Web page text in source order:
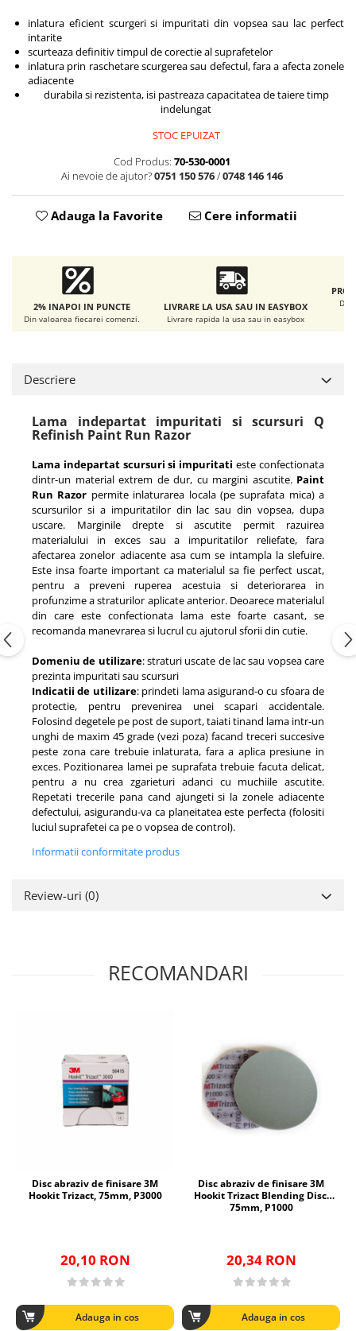
DETAILING RAPID EXTERIOR
Solutii detailing rapid
Accesorii detailing rapid
ACCESORII EXTERIOR
inlatura eficient scurgeri si impuritati din vopsea sau lac perfect
intarite
scurteaza definitiv timpul de corectie al suprafetelor
inlatura prin raschetare scurgerea sau defectul, fara a afecta zonele
adiacente
durabila si rezistenta, isi pastreaza capacitatea de taiere timp
indelungat
STOC EPUIZAT
Cod Produs: 70-530-0001
Ai nevoie de ajutor?0751 150 576/0748 146 146
Adauga la Favorite Cere informatii
2% INAPOI IN PUNCTE
Din valoarea fiecarei comenzi.
LIVRARE LA USA SAU IN EASYBOX
Livrare rapida la usa sau in easybox
De
Descriere
Lama indepartat impuritati si scursuri Q
Refinish Paint Run Razor
Lama indepartat scursuri si impuritati este confectionata
dintr-un material extrem de dur, cu margini ascutite. Paint
Run Razor permite inlaturarea locala (pe suprafata mica) a
scursurilor si a impuritatilor din lac sau din vopsea, dupa
uscare. Marginile drepte si ascutite permit razuirea
materialului in exces sau a impuritatilor reliefate, fara
afectarea zonelor adiacente asa cum se intampla la slefuire.
Este insa foarte important ca materialul sa fie perfect uscat,
pentru a preveni ruperea acestuia si deteriorarea in
profunzime a straturilor aplicate anterior. Deoarece materialul
din care este confectionata lama este foarte casant, se
recomanda manevrarea si lucrul cu ajutorul sforii din cutie.
Domeniu de utilizare: straturi uscate de lac sau vopsea care
prezinta impuritati sau scursuri
Indicatii de utilizare: prindeti lama asigurand-o cu sfoara de
protectie, pentru prevenirea unei scapari accidentale.
Folosind degetele pe post de suport, taiati tinand lama intr-un
unghi de maxim 45 grade (vezi poza) facand treceri succesive
peste zona care trebuie inlaturata, fara a aplica presiune in
exces. Pozitionarea lamei pe suprafata trebuie facuta delicat,
pentru a nu crea zgarieturi adanci cu muchiile ascutite.
Repetati trecerile pana cand ajungeti si la zonele adiacente
defectului, asigurandu-va ca planeitatea este perfecta (folositi
luciul suprafetei ca pe o vopsea de control).
Informatii conformitate produs
Review-uri (0)
RECOMANDARI
Disc abraziv de finisare 3M
Hookit Trizact, 75mm, P3000
20,10 RON
Adauga in cos
Disc abraziv de finisare 3M
Hookit Trizact Blending Disc,
75mm, P1000
20,34 RON
Adauga in cos